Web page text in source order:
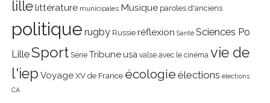
lillelittérature municipales Musique paroles d'anciens
politique rugby Russie réflexion Santé Sciences Po
LilleSport Série Tribune usa valse avec le cinéma vie de
l'iep Voyage XV de France écologie élections élections
CA